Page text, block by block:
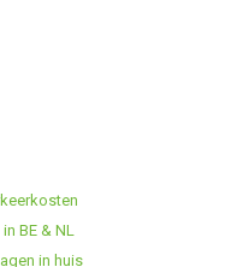
BE & NL
in huis